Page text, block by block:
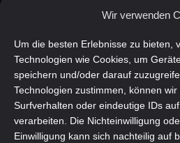
Wir verwenden
Um die besten Erlebnisse zu bieten,
Technologien wie Cookies, um
speichern und/oder darauf
Technologien zustimmen, können
Surfverhalten oder eindeutige IDs
verarbeiten. Die Nichteinwilligung
Einwilligung kann sich nachteilig auf
BMW 520 i Touring M SPORT
01.2026 7.416 km
€55.448 €53.999